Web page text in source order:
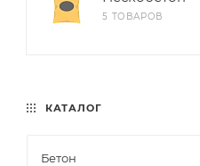
5 ТОВАРОВ
КАТАЛОГ
Бетон